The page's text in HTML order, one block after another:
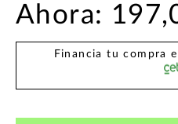
Ahora:
Financia tu compra